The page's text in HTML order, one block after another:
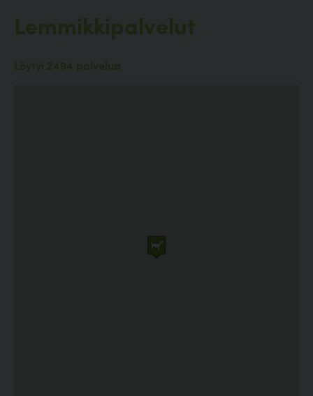
Lemmikkipalvelut
Löytyi 2494 palvelua